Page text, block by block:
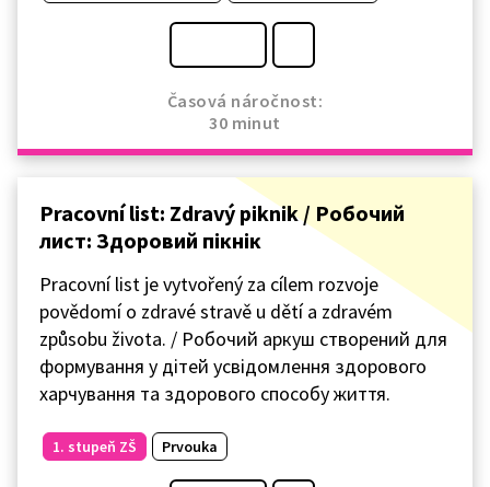
Časová náročnost:
30 minut
Pracovní list: Zdravý piknik / Робочий
лист: Здоровий пікнік
Pracovní list je vytvořený za cílem rozvoje
povědomí o zdravé stravě u dětí a zdravém
způsobu života. / Робочий аркуш створений для
формування у дітей усвідомлення здорового
харчування та здорового способу життя.
1. stupeň ZŠ Prvouka